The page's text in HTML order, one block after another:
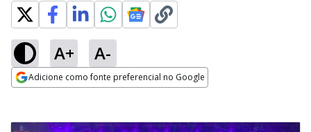
A+ A-
Adicione como fonte preferencial no Google